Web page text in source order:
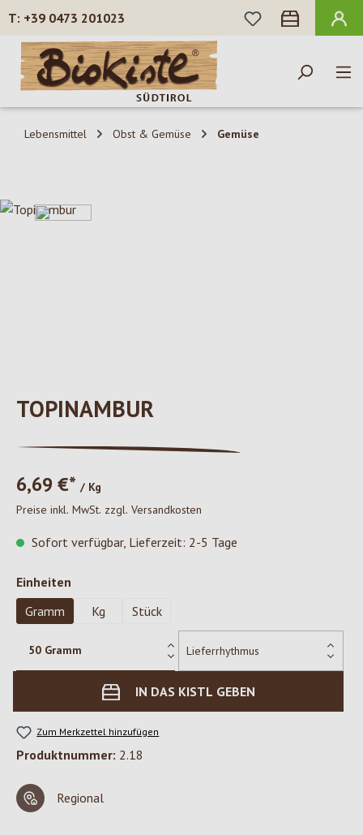
Zum Hauptinhalt springen
+39 0473 201023
DU HAST 0
Lebensmittel Obst & Gemüse Gemüse
Bildergalerie überspringen
TOPINAMBUR
6,69 €* / Kg
Preise inkl. MwSt. zzgl. Versandkosten
Sofort verfügbar, Lieferzeit: 2-5 Tage
Einheiten
Gramm
Kg Stück
IN DAS KISTL GEBEN
Zum Merkzettel hinzufügen
Produktnummer: 2.18
Regional